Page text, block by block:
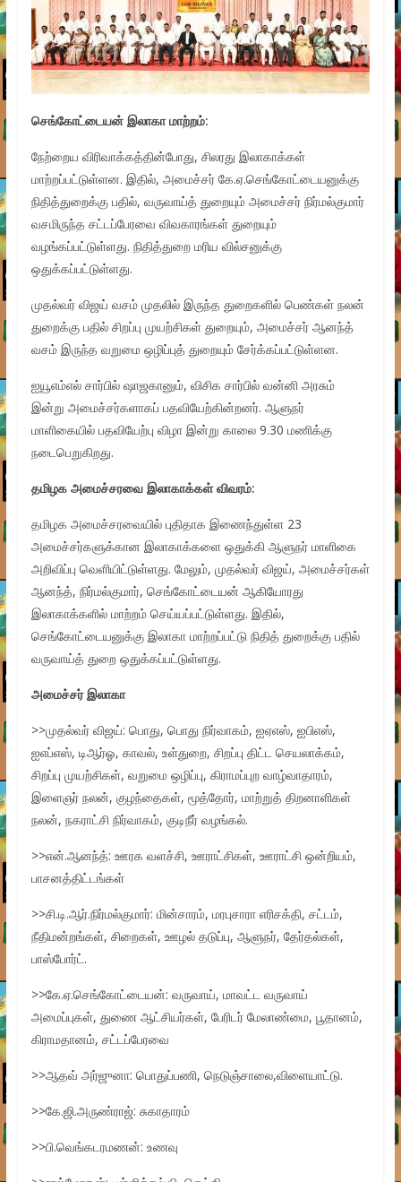
செங்கோட்டையன் இலாகா மாற்றம்:
நேற்றைய விரிவாக்கத்தின்போது, சிலரது இலாகாக்கள்
மாற்றப்பட்டுள்ளன. இதில், அமைச்சர் கே.ஏ.செங்கோட்டையனுக்கு
நிதித்துறைக்கு பதில், வருவாய்த் துறையும் அமைச்சர் நிர்மல்குமார்
வசமிருந்த சட்டப்பேரவை விவகாரங்கள் துறையும்
வழங்கப்பட்டுள்ளது. நிதித்துறை மரிய வில்சனுக்கு
ஒதுக்கப்பட்டுள்ளது.
முதல்வர் விஜய் வசம் முதலில் இருந்த துறைகளில் பெண்கள் நலன்
துறைக்கு பதில் சிறப்பு முயற்சிகள் துறையும், அமைச்சர் ஆனந்த்
வசம் இருந்த வறுமை ஒழிப்புத் துறையும் சேர்க்கப்பட்டுள்ளன.
ஐயூஎம்எல் சார்பில் ஷாஜகானும், விசிக சார்பில் வன்னி அரசும்
இன்று அமைச்சர்களாகப் பதவியேற்கின்றனர். ஆளுநர்
மாளிகையில் பதவியேற்பு விழா இன்று காலை 9.30 மணிக்கு
நடைபெறுகிறது.
தமிழக அமைச்சரவை இலாகாக்கள் விவரம்:
தமிழக அமைச்சரவையில் புதிதாக இணைந்துள்ள 23
அமைச்சர்களுக்கான இலாகாக்களை ஒதுக்கி ஆளுநர் மாளிகை
அறிவிப்பு வெளியிட்டுள்ளது. மேலும், முதல்வர் விஜய், அமைச்சர்கள்
ஆனந்த், நிர்மல்குமார், செங்கோட்டையன் ஆகியோரது
இலாகாக்களில் மாற்றம் செய்யப்பட்டுள்ளது. இதில்,
செங்கோட்டையனுக்கு இலாகா மாற்றப்பட்டு நிதித் துறைக்கு பதில்
வருவாய்த் துறை ஒதுக்கப்பட்டுள்ளது.
அமைச்சர் இலாகா
>>முதல்வர் விஜய்: பொது, பொது நிர்வாகம், ஐஏஎஸ், ஐபிஎஸ்,
ஐஎப்எஸ், டிஆர்ஓ, காவல், உள்துறை, சிறப்பு திட்ட செயலாக்கம்,
சிறப்பு முயற்சிகள், வறுமை ஒழிப்பு, கிராமப்புற வாழ்வாதாரம்,
இளைஞர் நலன், குழந்தைகள், மூத்தோர், மாற்றுத் திறனாளிகள்
நலன், நகராட்சி நிர்வாகம், குடிநீர் வழங்கல்.
>>என்.ஆனந்த்: ஊரக வளச்சி, ஊராட்சிகள், ஊராட்சி ஒன்றியம்,
பாசனத்திட்டங்கள்
>>சி.டி.ஆர்.நிர்மல்குமார்: மின்சாரம், மரபுசாரா எரிசக்தி, சட்டம்,
நீதிமன்றங்கள், சிறைகள், ஊழல் தடுப்பு, ஆளுநர், தேர்தல்கள்,
பாஸ்போர்ட்.
>>கே.ஏ.செங்கோட்டையன்: வருவாய், மாவட்ட வருவாய்
அமைப்புகள், துணை ஆட்சியர்கள், பேரிடர் மேலாண்மை, பூதானம்,
கிராமதானம், சட்டப்பேரவை
>>ஆதவ் அர்ஜுனா: பொதுப்பணி, நெடுஞ்சாலை,விளையாட்டு.
>>கே.ஜி.அருண்ராஜ்: சுகாதாரம்
>>பி.வெங்கடரமணன்: உணவு